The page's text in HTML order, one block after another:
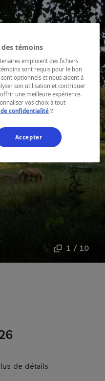
1 / 10
de détails
témoins
emploient des fichiers
sont requis pour le bon
optionnels et nous aident à
son utilisation et contribuer
une meilleure expérience.
vos choix à tout
confidentialité- Cet hyperlien
Accepter